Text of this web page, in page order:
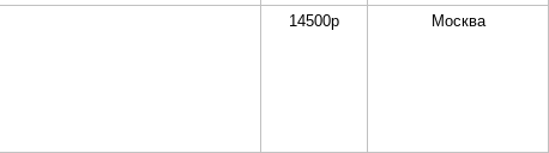
14500р Москва